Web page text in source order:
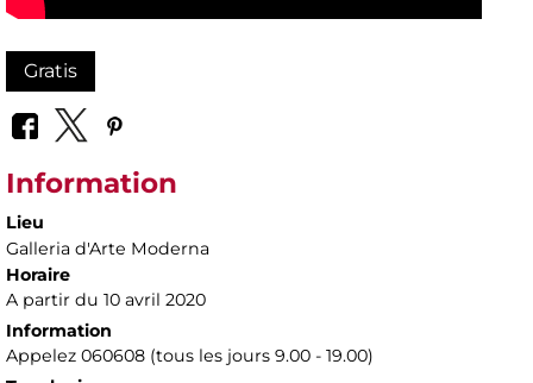
Gratis
Information
Lieu
Galleria d'Arte Moderna
Horaire
A partir du 10 avril 2020
Information
Appelez 060608 (tous les jours 9.00 - 19.00)